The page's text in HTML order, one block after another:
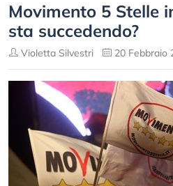
Movimento 5 Stelle
sta succedendo?
Violetta Silvestri 20 Febbraio